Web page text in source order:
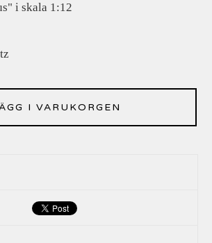
i skala 1:12
I VARUKORGEN